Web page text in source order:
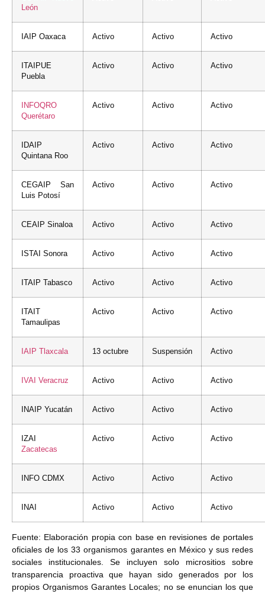
León
IAIP Oaxaca Activo Activo Activo
ITAIPUE
Puebla
Activo Activo Activo
INFOQRO
Querétaro
Activo Activo Activo
IDAIP
Quintana Roo
Activo Activo Activo
CEGAIP San
Luis Potosí
Activo Activo Activo
CEAIP Sinaloa Activo Activo Activo
ISTAI Sonora Activo Activo Activo
ITAIP Tabasco Activo Activo Activo
ITAIT
Tamaulipas
Activo Activo Activo
IAIP Tlaxcala 13 octubre Suspensión Activo
IVAI Veracruz Activo Activo Activo
INAIP Yucatán Activo Activo Activo
IZAI
Zacatecas
Activo Activo Activo
INFO CDMX Activo Activo Activo
INAI Activo Activo Activo
Fuente: Elaboración propia con base en revisiones de portales
oficiales de los 33 organismos garantes en México y sus redes
sociales institucionales. Se incluyen solo micrositios sobre
transparencia proactiva que hayan sido generados por los
propios Organismos Garantes Locales; no se enuncian los que